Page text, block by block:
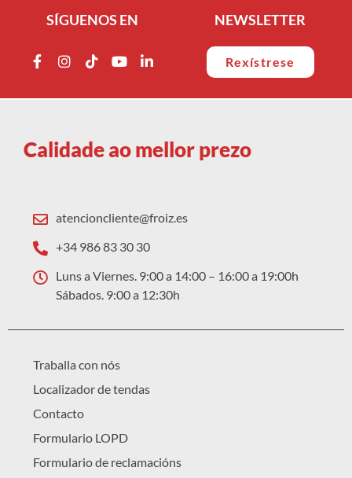
SÍGUENOS EN NEWSLETTER
Rexístrese
Calidade ao mellor prezo
atencioncliente@froiz.es
+34 986 83 30 30
Luns a Viernes. 9:00 a 14:00 – 16:00 a 19:00h
Sábados. 9:00 a 12:30h
Traballa con nós
Localizador de tendas
Contacto
Formulario LOPD
Formulario de reclamacións